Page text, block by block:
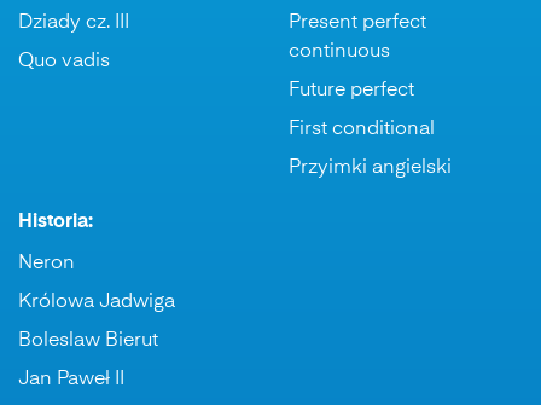
Dziady cz. III
Quo vadis
Present perfect
continuous
Future perfect
First conditional
Przyimki angielski
Historia:
Neron
Królowa Jadwiga
Boleslaw Bierut
Jan Paweł II